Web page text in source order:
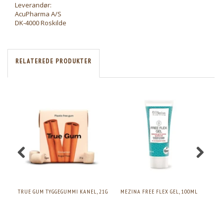
Leverandør:
AcuPharma A/S
DK-4000 Roskilde
RELATEREDE PRODUKTER
TRUE GUM TYGGEGUMMI KANEL, 21G MEZINA FREE FLEX GEL, 100ML